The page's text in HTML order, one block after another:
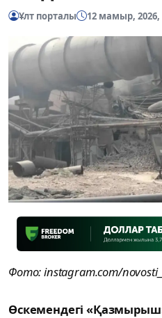
Ұлт порталы 12 мамыр, 2026,
Фото: instagram.com/
Өскемендегі